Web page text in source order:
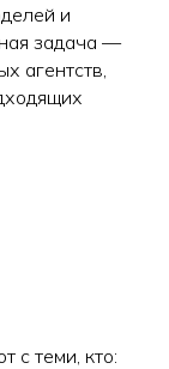
и
задача —
агентств,
с теми, кто: